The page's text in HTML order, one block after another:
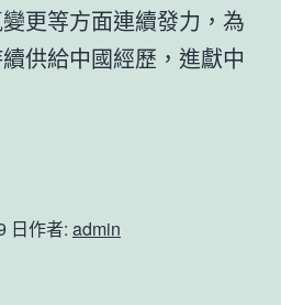
更等方面連續發力，為
供給中國經歷，進獻中
日作者: admin